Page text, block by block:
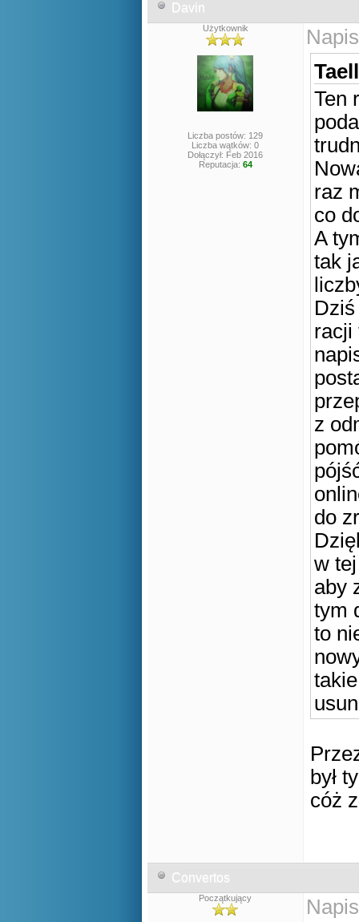
Davin
Użytkownik
Liczba postów: 129
Liczba wątków: 0
Dołączył: Feb 2016
Reputacja: 64
Ten
raz
co
A
tak
racji
z
do
w
aby
tym
to
był
cóż
Convertos
Początkujący